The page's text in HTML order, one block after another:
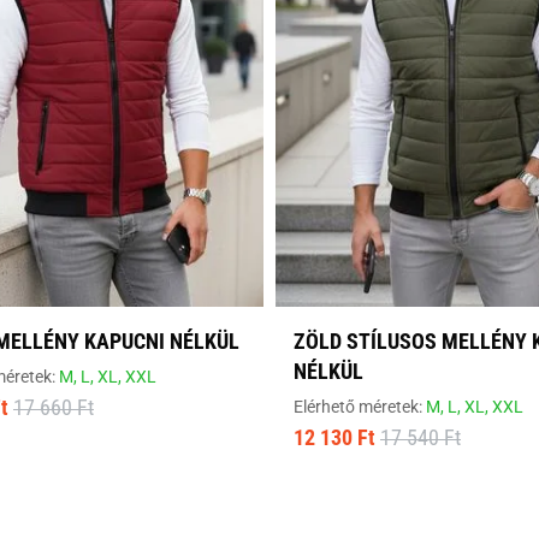
KAPUCNI NÉLKÜL
M, L,XL,XXL
17 660 Ft
ZÖLD STÍLUSOS MELLÉNY
NÉLKÜL
Elérhető méretek: M, L,XL,XXL
12 130 Ft 17 540 Ft